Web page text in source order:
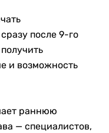
после 9-го
и возможность
раннюю
— специалистов,